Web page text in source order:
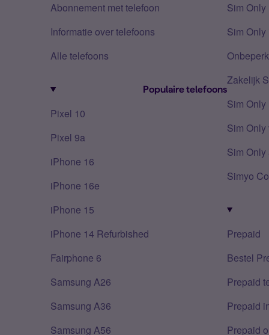
Abonnement met telefoon
Informatie over telefoons
Alle telefoons
Populaire telefoons
Pixel 10
Pixel 9a
iPhone 16
iPhone 16e
iPhone 15
iPhone 14 Refurbished
Fairphone 6
Samsung A26
Samsung A36
Samsung A56
Sim Only
Sim
Zakelijk
Sim
Sim
Sim
Simyo
Prepaid
Bestel
Prepaid
Prepaid
Prepaid